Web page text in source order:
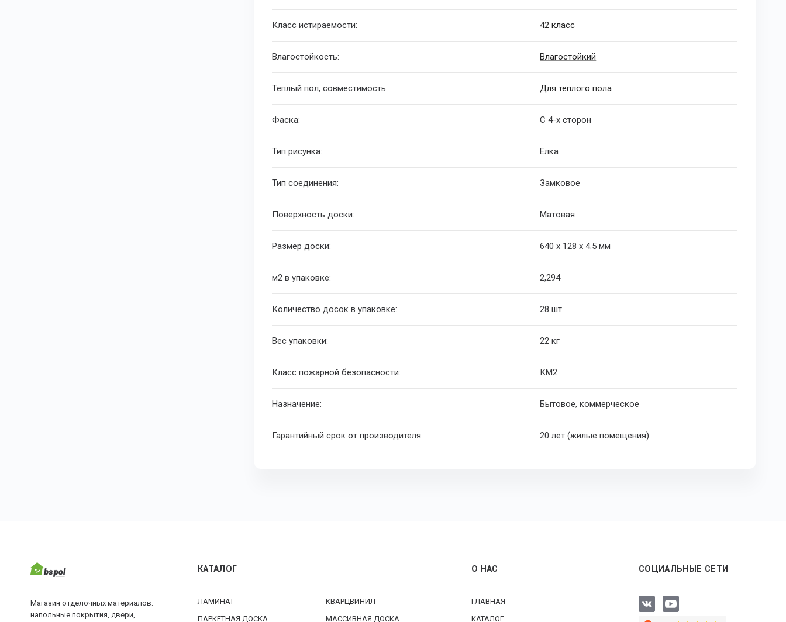
Класс истираемости: 42 класс
Влагостойкость: Влагостойкий
Тёплый пол, совместимость: Для теплого пола
Фаска: C 4-х сторон
Тип рисунка: Елка
Тип соединения: Замковое
Поверхность доски: Матовая
Размер доски: 640 х 128 х 4.5 мм
м2 в упаковке: 2,294
Количество досок в упаковке: 28 шт
Вес упаковки: 22 кг
Класс пожарной безопасности: КМ2
Назначение: Бытовое, коммерческое
Гарантийный срок от производителя: 20 лет (жилые помещения)
Магазин отделочных материалов:
напольные покрытия, двери,
КАТАЛОГ
ЛАМИНАТ
КВАРЦВИНИЛ
ПАРКЕТНАЯ ДОСКА
МАССИВНАЯ ДОСКА
О НАС
ГЛАВНАЯ
КАТАЛОГ
СОЦИАЛЬНЫЕ СЕТИ